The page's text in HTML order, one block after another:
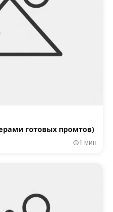
готовых промтов)
1 мин